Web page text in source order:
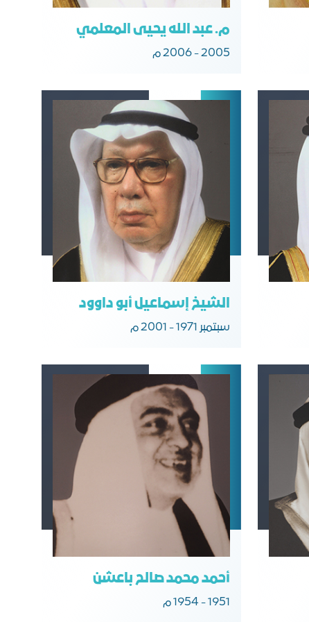
م. عبد الله يحيى المعلمي
2005 - 2006 م
الشيخ إسماعيل أبو داوود
سبتمبر 1971 - 2001 م
أحمد محمد صالح باعشن
1951 - 1954 م